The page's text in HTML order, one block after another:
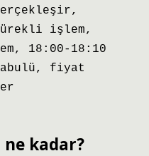
işlem,
18:00-18:10
fiyat
kadar?